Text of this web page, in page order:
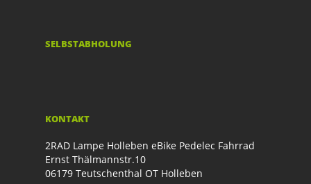
SELBSTABHOLUNG
KONTAKT
2RAD Lampe Holleben eBike Pedelec Fahrrad
Ernst Thälmannstr.10
06179 Teutschenthal OT Holleben